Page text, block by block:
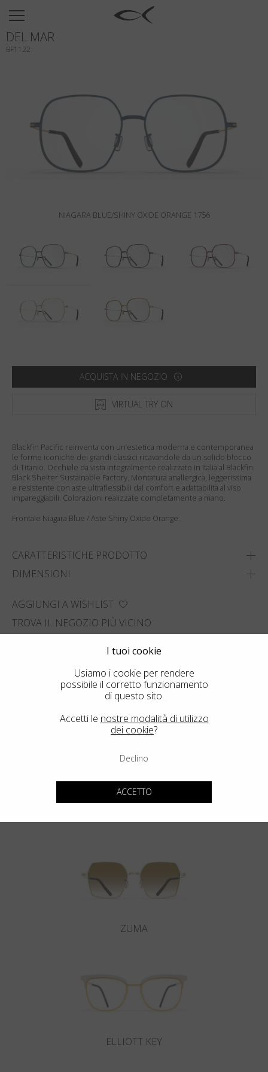
SUN
OPTICAL
TITANIUM
NEWSROOM
Wishlist
Search
NIAGARA BLUE/SHINY OXIDE ORANGE 1756
ACQUISTA IN NEGOZIO
VIRTUAL TRY ON
Blackfin Pacific reinventa con un’estetica moderna e contemporanea
le forme iconiche dei grandi classici ricavandole da un solido blocco
di Titanio. Occhiale da vista integralmente realizzato in Italia al Blackfin
Black Shelter Sustainable Factory. Montatura anallergica, leggerissima
e resistente con aste ultraflessibili dal comfort e adattabilità al viso
impareggiabili. Colorazioni realizzate completamente a mano.
Frontale Niagara Blue / Aste Shiny Oxide Orange.
CARATTERISTICHE PRODOTTO
DIMENSIONI
AGGIUNGI A WISHLIST
TROVA IL NEGOZIO PIÙ VICINO
ZUMA
ELLIOTT KEY
DEL MAR
BF1122
I tuoi cookie
Usiamo i cookie per rendere
possibile il corretto funzionamento
di questo sito.
Accetti le nostre modalità di utilizzo
dei cookie?
Declino
ACCETTO